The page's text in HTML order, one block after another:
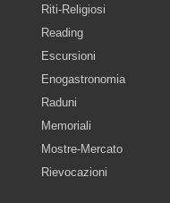
Riti-Religiosi
Reading
Escursioni
Enogastronomia
Raduni
Memoriali
Mostre-Mercato
Rievocazioni